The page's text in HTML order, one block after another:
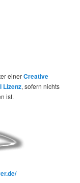
einerCreative
Lizenz, sofern nichts
ist.